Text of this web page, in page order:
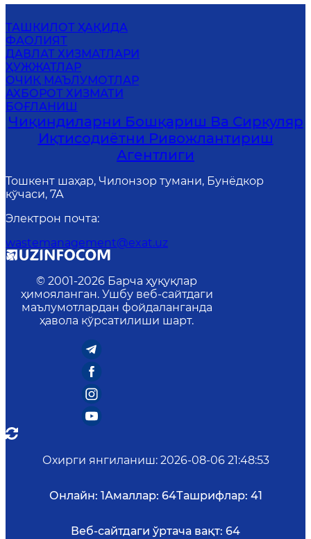
ТАШКИЛОТ ҲАҚИДА
ФАОЛИЯТ
ДАВЛАТ ХИЗМАТЛАРИ
ҲУЖЖАТЛАР
ОЧИҚ МАЪЛУМОТЛАР
АХБОРОТ ХИЗМАТИ
БОҒЛАНИШ
Чиқиндиларни Бошқариш Ва Сиркуляр
Иқтисодиётни Ривожлантириш
Агентлиги
Тошкент шаҳар, Чилонзор тумани, Бунёдкор
кўчаси, 7А
Электрон почта:
wastemanagement@exat.uz
© 2001-2026 Барча ҳуқуқлар
ҳимояланган. Ушбу веб-сайтдаги
маълумотлардан фойдаланганда
ҳавола кўрсатилиши шарт.
Охирги янгиланиш: 2026-08-06 21:48:53
Онлайн: 1Амаллар: 64Ташрифлар: 41
Веб-сайтдаги ўртача вақт: 64